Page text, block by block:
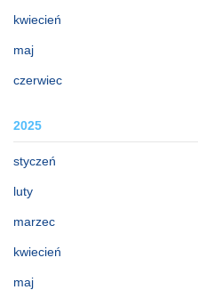
kwiecień
maj
czerwiec
2025
styczeń
luty
marzec
kwiecień
maj